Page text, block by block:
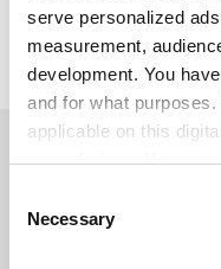
serve personalized
measurement,
development. You
and for what
applicable on this
your choices. You can
the Privacy trigger icon.
Selection
Necessary